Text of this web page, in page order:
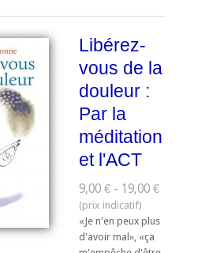
Libérez-
vous de la
douleur :
Par la
méditation
et l'ACT
9,00 € - 19,00 €
«Je n'en peux plus
d'avoir mal», «ça